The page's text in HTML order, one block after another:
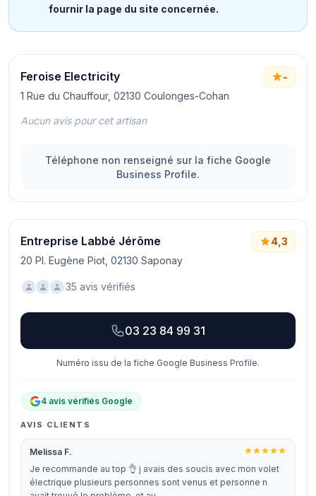
fournir la page du site concernée.
Feroise Electricity
1 Rue du Chauffour, 02130 Coulonges-Cohan
-
Aucun avis pour cet artisan
Téléphone non renseigné sur la fiche Google
Business Profile.
Entreprise Labbé Jérôme
20 Pl. Eugène Piot, 02130 Saponay
4,3
35 avis vérifiés
03 23 84 99 31
Numéro issu de la fiche Google Business Profile.
4 avis vérifiés Google
AVIS CLIENTS
Melissa F.
Je recommande au top 👌 j avais des soucis avec mon volet
électrique plusieurs personnes sont venus et personne n